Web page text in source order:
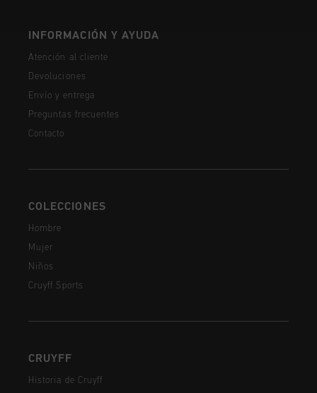
INFORMACIÓN Y AYUDA
Atención al cliente
Devoluciones
Envío y entrega
Preguntas frecuentes
Contacto
COLECCIONES
Hombre
Mujer
Niños
Cruyff Sports
CRUYFF
Historia de Cruyff